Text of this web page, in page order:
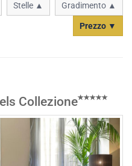
Stelle ▲ Gradimento ▲
Prezzo ▼
Collezione